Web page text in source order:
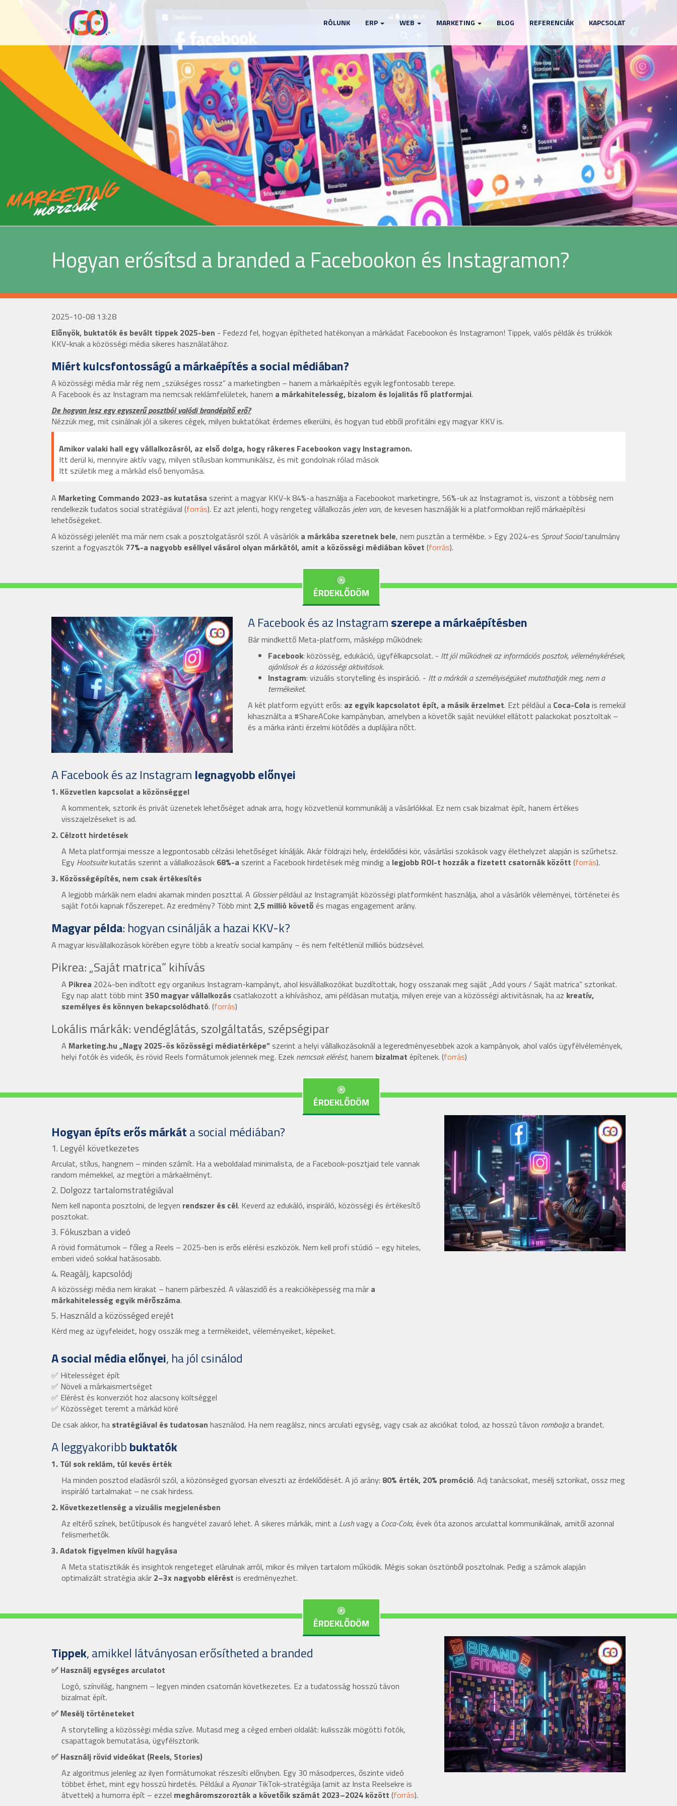
RÓLUNK ERP WEB MARKETING BLOG REFERENCIÁK KAPCSOLAT
Hogyan erősítsd a branded a Facebookon és Instagramon?
2025-10-08 13:28
Előnyök, buktatók és bevált tippek 2025-ben - Fedezd fel, hogyan építheted hatékonyan a márkádat Facebookon és Instagramon! Tippek, valós példák és trükkök
KKV-knak a közösségi média sikeres használatához.
Miért kulcsfontosságú a márkaépítés a social médiában?
A közösségi média már rég nem „szükséges rossz” a marketingben – hanem a márkaépítés egyik legfontosabb terepe.
A Facebook és az Instagram ma nemcsak reklámfelületek, hanem a márkahitelesség, bizalom és lojalitás fő platformjai.
De hogyan lesz egy egyszerű posztból valódi brandépítő erő?
Nézzük meg, mit csinálnak jól a sikeres cégek, milyen buktatókat érdemes elkerülni, és hogyan tud ebből profitálni egy magyar KKV is.
Amikor valaki hall egy vállalkozásról, az első dolga, hogy rákeres Facebookon vagy Instagramon.
Itt derül ki, mennyire aktív vagy, milyen stílusban kommunikálsz, és mit gondolnak rólad mások
Itt születik meg a márkád első benyomása.
A Marketing Commando 2023-as kutatása szerint a magyar KKV-k 84%-a használja a Facebookot marketingre, 56%-uk az Instagramot is, viszont a többség nem
rendelkezik tudatos social stratégiával (forrás). Ez azt jelenti, hogy rengeteg vállalkozás jelen van, de kevesen használják ki a platformokban rejlő márkaépítési
lehetőségeket.
A közösségi jelenlét ma már nem csak a posztolgatásról szól. A vásárlók a márkába szeretnek bele, nem pusztán a termékbe. > Egy 2024-es Sprout Socialtanulmány
szerint a fogyasztók 77%-a nagyobb eséllyel vásárol olyan márkától, amit a közösségi médiában követ (forrás).
ÉRDEKLŐDÖM
A Facebook és az Instagramszerepe a márkaépítésben
Bár mindkettő Meta-platform, másképp működnek:
Facebook: közösség, edukáció, ügyfélkapcsolat. - Itt jól működnek az információs posztok, véleménykérések,
ajánlások és a közösségi aktivitások.
Instagram: vizuális storytelling és inspiráció. - Itt a márkák a személyiségüket mutathatják meg, nem a
termékeiket.
A két platform együtt erős: az egyik kapcsolatot épít, a másik érzelmet. Ezt például a Coca-Cola is remekül
kihasználta a #ShareACoke kampányban, amelyben a követők saját nevükkel ellátott palackokat posztoltak –
és a márka iránti érzelmi kötődés a duplájára nőtt.
A Facebook és az Instagram legnagyobb előnyei
1. Közvetlen kapcsolat a közönséggel
A kommentek, sztorik és privát üzenetek lehetőséget adnak arra, hogy közvetlenül kommunikálj a vásárlókkal. Ez nem csak bizalmat épít, hanem értékes
visszajelzéseket is ad.
2. Célzott hirdetések
A Meta platformjai messze a legpontosabb célzási lehetőséget kínálják. Akár földrajzi hely, érdeklődési kör, vásárlási szokások vagy élethelyzet alapján is szűrhetsz.
Egy Hootsuitekutatás szerint a vállalkozások 68%-a szerint a Facebook hirdetések még mindig a legjobb ROI-t hozzák a fizetett csatornák között (forrás).
3. Közösségépítés, nem csak értékesítés
A legjobb márkák nem eladni akarnak minden poszttal. A Glossierpéldául az Instagramját közösségi platformként használja, ahol a vásárlók véleményei, történetei és
saját fotói kapnak főszerepet. Az eredmény? Több mint 2,5 millió követő és magas engagement arány.
Magyar példa: hogyan csinálják a hazai KKV-k?
A magyar kisvállalkozások körében egyre több a kreatív social kampány – és nem feltétlenül milliós büdzsével.
Pikrea: „Saját matrica” kihívás
A Pikrea 2024-ben indított egy organikus Instagram-kampányt, ahol kisvállalkozókat buzdítottak, hogy osszanak meg saját „Add yours / Saját matrica” sztorikat.
Egy nap alatt több mint 350 magyar vállalkozáscsatlakozott a kihíváshoz, ami példásan mutatja, milyen ereje van a közösségi aktivitásnak, ha az kreatív,
személyes és könnyen bekapcsolódható. (forrás)
Lokális márkák: vendéglátás, szolgáltatás, szépségipar
A Marketing.hu „Nagy 2025-ös közösségi médiatérképe”szerint a helyi vállalkozásoknál a legeredményesebbek azok a kampányok, ahol valós ügyfélvélemények,
helyi fotók és videók, és rövid Reels formátumok jelennek meg. Ezek nemcsak elérést, hanem bizalmat építenek. (forrás)
ÉRDEKLŐDÖM
Hogyan építs erős márkáta social médiában?
1. Legyél következetes
Arculat, stílus, hangnem – minden számít. Ha a weboldalad minimalista, de a Facebook-posztjaid tele vannak
random mémekkel, az megtöri a márkaélményt.
2. Dolgozz tartalomstratégiával
Nem kell naponta posztolni, de legyen rendszer és cél. Keverd az edukáló, inspiráló, közösségi és értékesítő
posztokat.
3. Fókuszban a videó
A rövid formátumok – főleg a Reels – 2025-ben is erős elérési eszközök. Nem kell profi stúdió – egy hiteles,
emberi videó sokkal hatásosabb.
4. Reagálj, kapcsolódj
A közösségi média nem kirakat – hanem párbeszéd. A válaszidő és a reakcióképesség ma már a
márkahitelesség egyik mérőszáma.
5. Használd a közösséged erejét
Kérd meg az ügyfeleidet, hogy osszák meg a termékeidet, véleményeiket, képeiket.
A social média előnyei, ha jól csinálod
✅ Hitelességet épít
✅ Növeli a márkaismertséget
✅ Elérést és konverziót hoz alacsony költséggel
✅ Közösséget teremt a márkád köré
De csak akkor, ha stratégiával és tudatosan használod. Ha nem reagálsz, nincs arculati egység, vagy csak az akciókat tolod, az hosszú távon romboljaa brandet.
A leggyakoribbbuktatók
1. Túl sok reklám, túl kevés érték
Ha minden posztod eladásról szól, a közönséged gyorsan elveszti az érdeklődését. A jó arány: 80% érték, 20% promóció. Adj tanácsokat, mesélj sztorikat, ossz meg
inspiráló tartalmakat – ne csak hirdess.
2. Következetlenség a vizuális megjelenésben
Az eltérő színek, betűtípusok és hangvétel zavaró lehet. A sikeres márkák, mint a Lushvagy a Coca-Cola, évek óta azonos arculattal kommunikálnak, amitől azonnal
felismerhetők.
3. Adatok figyelmen kívül hagyása
A Meta statisztikák és insightok rengeteget elárulnak arról, mikor és milyen tartalom működik. Mégis sokan ösztönből posztolnak. Pedig a számok alapján
optimalizált stratégia akár 2–3x nagyobb elérést is eredményezhet.
ÉRDEKLŐDÖM
Tippek, amikkel látványosan erősítheted a branded
✅ Használj egységes arculatot
Logó, színvilág, hangnem – legyen minden csatornán következetes. Ez a tudatosság hosszú távon
bizalmat épít.
✅ Mesélj történeteket
A storytelling a közösségi média szíve. Mutasd meg a céged emberi oldalát: kulisszák mögötti fotók,
csapattagok bemutatása, ügyfélsztorik.
✅ Használj rövid videókat (Reels, Stories)
Az algoritmus jelenleg az ilyen formátumokat részesíti előnyben. Egy 30 másodperces, őszinte videó
többet érhet, mint egy hosszú hirdetés. Például a Ryanair TikTok-stratégiája (amit az Insta Reelsekre is
átvettek) a humorra épít – ezzel megháromszorozták a követőik számát 2023–2024 között (forrás).